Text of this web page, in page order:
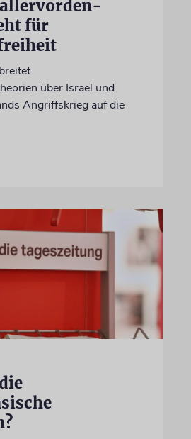
für
über Israel und
Angriffskrieg auf die